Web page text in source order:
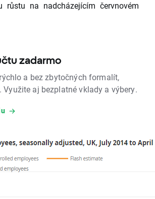
růstu na nadcházejícím červnovém
zadarmo
a bez zbytočných formalít,
Využite aj bezplatné vklady a výbery.